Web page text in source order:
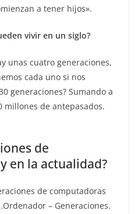
a tener hijos».
vivir en un siglo?
unas cuatro generaciones,
cada uno si nos
generaciones? Sumando a
millones de antepasados.
de
en la actualidad?
de computadoras
– Generaciones.